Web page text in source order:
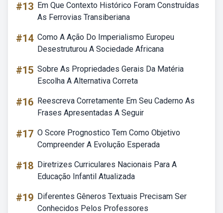
#13 Em Que Contexto Histórico Foram Construídas
As Ferrovias Transiberiana
#14 Como A Ação Do Imperialismo Europeu
Desestruturou A Sociedade Africana
#15 Sobre As Propriedades Gerais Da Matéria
Escolha A Alternativa Correta
#16 Reescreva Corretamente Em Seu Caderno As
Frases Apresentadas A Seguir
#17 O Score Prognostico Tem Como Objetivo
Compreender A Evolução Esperada
#18 Diretrizes Curriculares Nacionais Para A
Educação Infantil Atualizada
#19 Diferentes Gêneros Textuais Precisam Ser
Conhecidos Pelos Professores